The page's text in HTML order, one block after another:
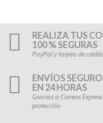
REALIZA TUS
100 % SEGURAS
PayPal y tarjeta de
ENVÍOS
EN 24 HORAS
Gracias a Correos
protección